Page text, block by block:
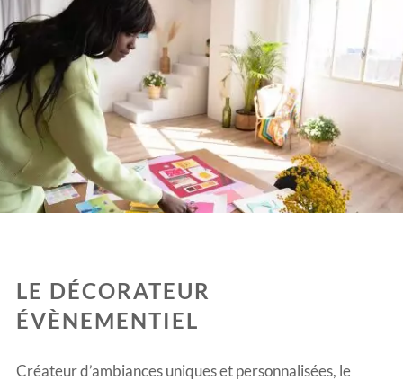
LE DÉCORATEUR
ÉVÈNEMENTIEL
Créateur d’ambiances uniques et personnalisées, le